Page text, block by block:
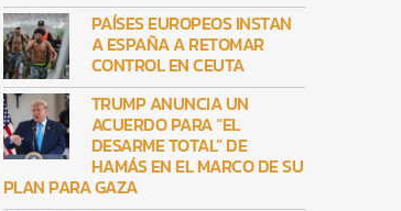
PAÍSES EUROPEOS INSTAN
A ESPAÑA A RETOMAR
CONTROL EN CEUTA
TRUMP ANUNCIA UN
ACUERDO PARA “EL
DESARME TOTAL” DE
HAMÁS EN EL MARCO DE SU
PLAN PARA GAZA